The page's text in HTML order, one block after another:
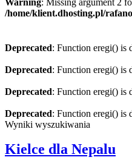
/home/klient.dhosting.pl/
Deprecated: Function eregi() is
Deprecated: Function eregi() is
Deprecated: Function eregi() is
Deprecated: Function eregi() is
Wyniki wyszukiwania
Kielce dla Nepalu